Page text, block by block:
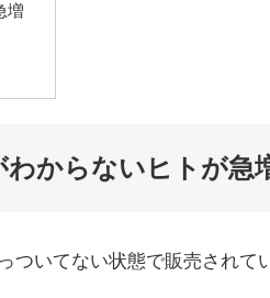
増
わからないヒトが急
ついてない状態で販売されて